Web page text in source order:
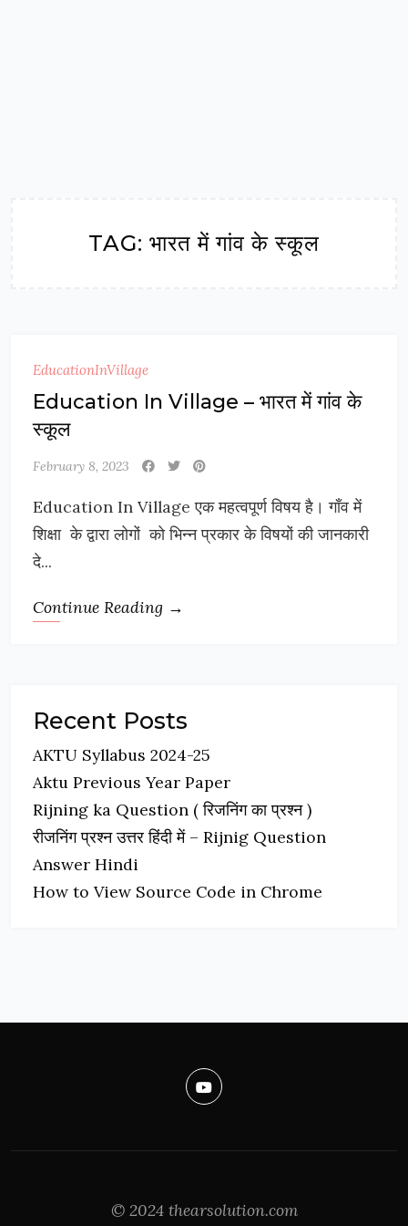
TAG: भारत में गांव के स्कूल
EducationInVillage
Education In Village – भारत में गांव के
स्कूल
February 8, 2023
Education In Village एक महत्वपूर्ण विषय है। गाँव में
शिक्षा के द्वारा लोगों को भिन्न प्रकार के विषयों की जानकारी
दे...
Continue Reading →
Recent Posts
AKTU Syllabus 2024-25
Aktu Previous Year Paper
Rijning ka Question ( रिजनिंग का प्रश्न )
रीजनिंग प्रश्न उत्तर हिंदी में – Rijnig Question
Answer Hindi
How to View Source Code in Chrome
© 2024 thearsolution.com